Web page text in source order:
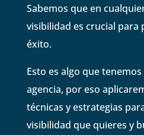
Sabemos que en
visibilidad es crucial para
éxito.
Esto es algo que
agencia, por eso
técnicas y estrategias
visibilidad que quieres y